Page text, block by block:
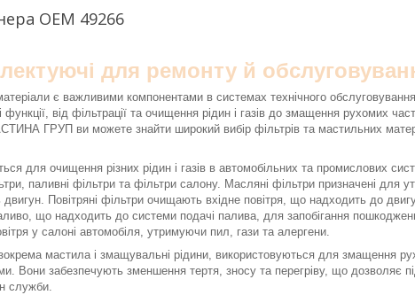
OEM 49266
для ремонту й
є важливими компонентами в системах технічного
функції, від фільтрації та очищення рідин і газів до змащення рухомих
ГРУП ви можете знайти широкий вибір фільтрів та мастильних
для очищення різних рідин і газів в автомобільних та промислових
паливні фільтри та фільтри салону. Масляні фільтри призначені для
Повітряні фільтри очищають вхідне повітря, що надходить до
що надходить до системи подачі палива, для запобігання
у салоні автомобіля, утримуючи пил, гази та алергени.
мастила і змащувальні рідини, використовуються для змащення
Вони забезпечують зменшення тертя, зносу та перегріву, що дозволяє
служби.